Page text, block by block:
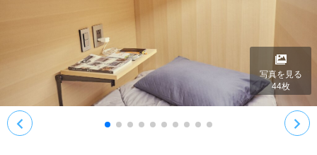
写真を見る
44枚